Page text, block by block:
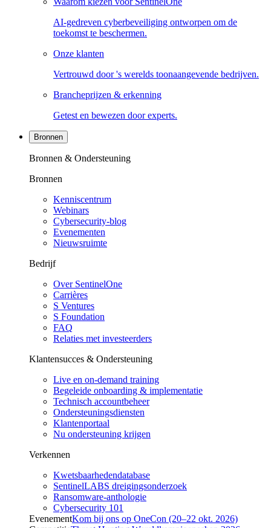
AI-gedreven cyberbeveiliging ontworpen om de
toekomst te beschermen.
Onze klanten
Vertrouwd door 's werelds toonaangevende bedrijven.
Brancheprijzen & erkenning
Getest en bewezen door experts.
Bronnen
Bronnen & Ondersteuning
Bronnen
Kenniscentrum
Webinars
Cybersecurity-blog
Evenementen
Nieuwsruimte
Bedrijf
Over SentinelOne
Carrières
S Ventures
S Foundation
FAQ
Relaties met investeerders
Klantensucces & Ondersteuning
Live en on-demand training
Begeleide onboarding & implementatie
Technisch accountbeheer
Ondersteuningsdiensten
Klantenportaal
Nu ondersteuning krijgen
Verkennen
Kwetsbaarhedendatabase
SentinelLABS dreigingsonderzoek
Ransomware-anthologie
Cybersecurity 101
EvenementKom bij ons op OneCon (20–22 okt. 2026)